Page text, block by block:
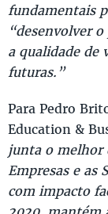
fundamentais
“desenvolver
a qualidade de
futuras.”
Para Pedro
Education &
junta o melhor
Empresas e as
com impacto